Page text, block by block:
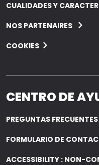
CUALIDADES Y
NOS PARTENAIRES
COOKIES
CENTRO DE
PREGUNTAS FRECUENTES
FORMULARIO DE
ACCESSIBILITY : NON-